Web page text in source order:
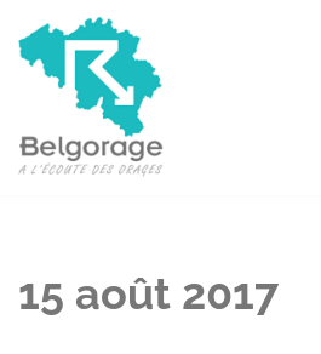
Aller
15 août 2017